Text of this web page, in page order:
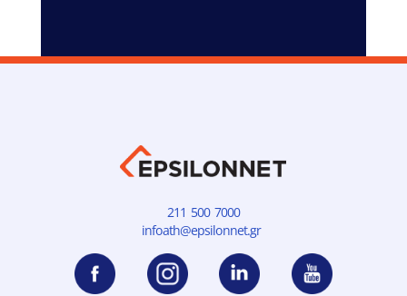
211 500 7000
infoath@epsilonnet.gr